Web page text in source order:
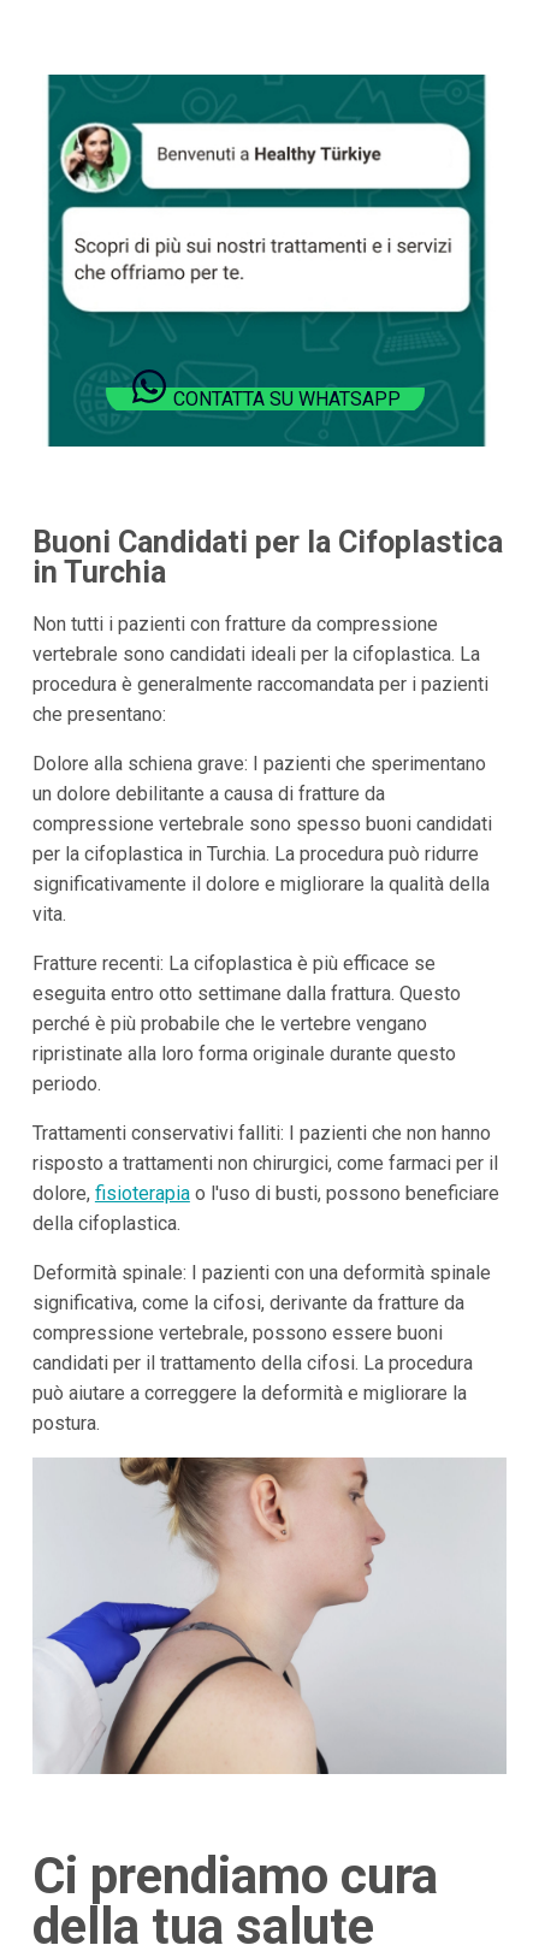
CONTATTA SU WHATSAPP
Buoni Candidati per la Cifoplastica
in Turchia
Non tutti i pazienti con fratture da compressione
vertebrale sono candidati ideali per la cifoplastica. La
procedura è generalmente raccomandata per i pazienti
che presentano:
Dolore alla schiena grave: I pazienti che sperimentano
un dolore debilitante a causa di fratture da
compressione vertebrale sono spesso buoni candidati
per la cifoplastica in Turchia. La procedura può ridurre
significativamente il dolore e migliorare la qualità della
vita.
Fratture recenti: La cifoplastica è più efficace se
eseguita entro otto settimane dalla frattura. Questo
perché è più probabile che le vertebre vengano
ripristinate alla loro forma originale durante questo
periodo.
Trattamenti conservativi falliti: I pazienti che non hanno
risposto a trattamenti non chirurgici, come farmaci per il
dolore, fisioterapiao l'uso di busti, possono beneficiare
della cifoplastica.
Deformità spinale: I pazienti con una deformità spinale
significativa, come la cifosi, derivante da fratture da
compressione vertebrale, possono essere buoni
candidati per il trattamento della cifosi. La procedura
può aiutare a correggere la deformità e migliorare la
postura.
Ci prendiamo cura
della tua salute